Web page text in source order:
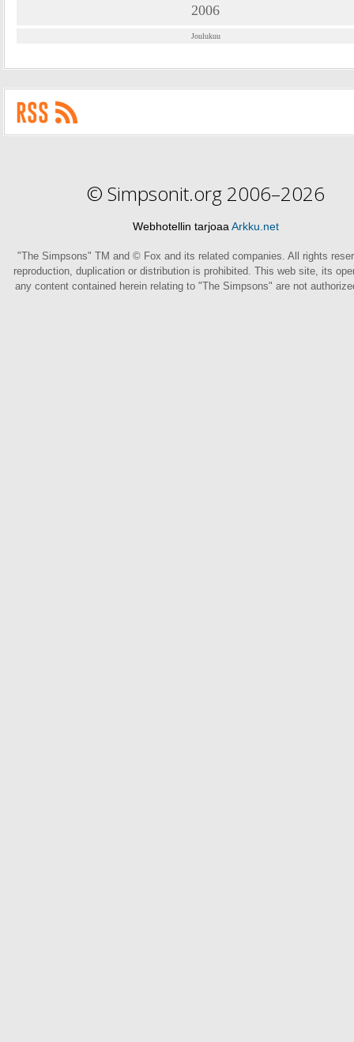
2006
Joulukuu
© Simpsonit.org 2006–2026
Webhotellin tarjoaa Arkku.net
"The Simpsons" TM and © Fox and its related companies. All rights
reproduction, duplication or distribution is prohibited. This web site, its
any content contained herein relating to "The Simpsons" are not